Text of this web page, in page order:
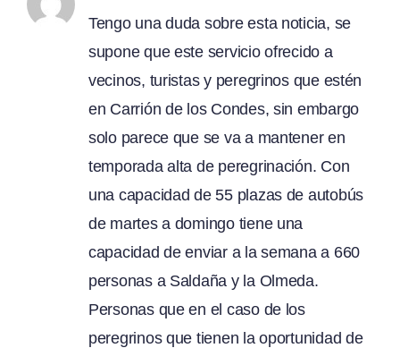
Tengo una duda sobre esta noticia, se
supone que este servicio ofrecido a
vecinos, turistas y peregrinos que estén
en Carrión de los Condes, sin embargo
solo parece que se va a mantener en
temporada alta de peregrinación. Con
una capacidad de 55 plazas de autobús
de martes a domingo tiene una
capacidad de enviar a la semana a 660
personas a Saldaña y la Olmeda.
Personas que en el caso de los
peregrinos que tienen la oportunidad de